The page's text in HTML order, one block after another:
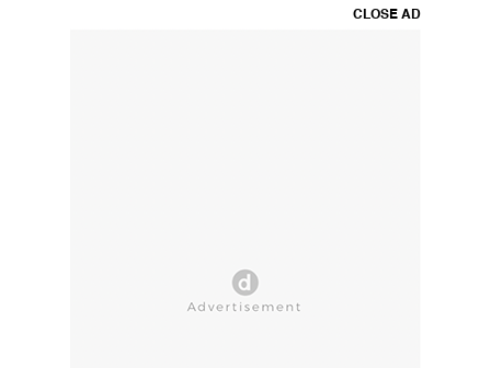
CLOSE AD